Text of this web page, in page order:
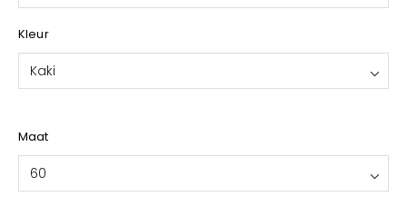
Kleur
Kaki
Maat
60